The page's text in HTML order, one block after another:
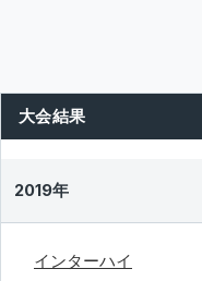
大会結果
2019年
インターハイ